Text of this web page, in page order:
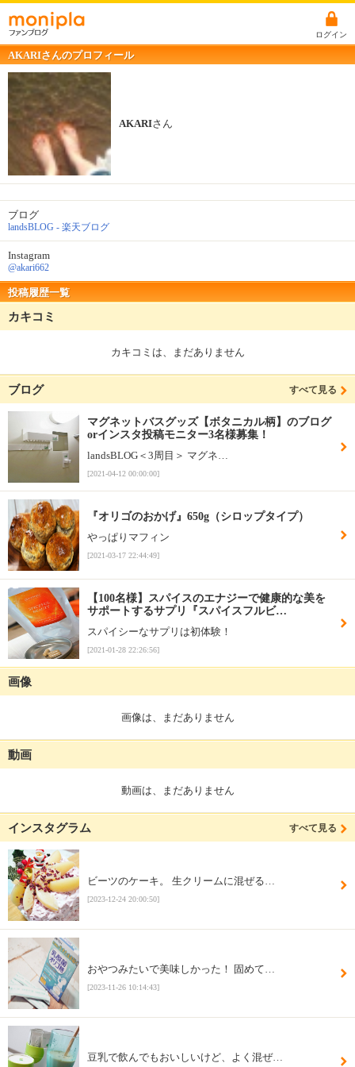
ログイン
AKARIさんのプロフィール
AKARIさん
ブログ
landsBLOG - 楽天ブログ
Instagram
@akari662
投稿履歴一覧
カキコミ
カキコミは、まだありません
ブログ すべて見る
マグネットバスグッズ【ボタニカル柄】のブログ
orインスタ投稿モニター3名様募集！
landsBLOG＜3周目＞ マグネ…
[2021-04-12 00:00:00]
『オリゴのおかげ』650g（シロップタイプ）
やっぱりマフィン
[2021-03-17 22:44:49]
【100名様】スパイスのエナジーで健康的な美を
サポートするサプリ『スパイスフルビ…
スパイシーなサプリは初体験！
[2021-01-28 22:26:56]
画像
画像は、まだありません
動画
動画は、まだありません
インスタグラム すべて見る
ビーツのケーキ。 生クリームに混ぜる…
[2023-12-24 20:00:50]
おやつみたいで美味しかった！ 固めて…
[2023-11-26 10:14:43]
豆乳で飲んでもおいしいけど、よく混ぜ…